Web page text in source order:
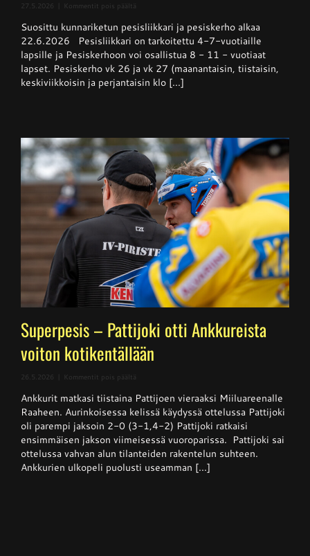
27.5.2026 Kommentit pois päältä
ja
pesiskerho
alkaa
viikolla
26
Suosittu kunnariketun pesisliikkari ja pesiskerho alkaa
22.6.2026 Pesisliikkari on tarkoitettu 4-7-vuotiaille
lapsille ja Pesiskerhoon voi osallistua 8 - 11 - vuotiaat
lapset. Pesiskerho vk 26 ja vk 27 (maanantaisin, tiistaisin,
keskiviikkoisin ja perjantaisin klo [...]
Superpesis – Pattijoki otti Ankkureista
voiton kotikentällään
26.5.2026 Kommentit pois päältä
–
Pattijoki
otti
Ankkureista
voiton
kotikentällään
Ankkurit matkasi tiistaina Pattijoen vieraaksi Miiluareenalle
Raaheen. Aurinkoisessa kelissä käydyssä ottelussa Pattijoki
oli parempi jaksoin 2-0 (3-1,4-2) Pattijoki ratkaisi
ensimmäisen jakson viimeisessä vuoroparissa. Pattijoki sai
ottelussa vahvan alun tilanteiden rakentelun suhteen.
Ankkurien ulkopeli puolusti useamman [...]